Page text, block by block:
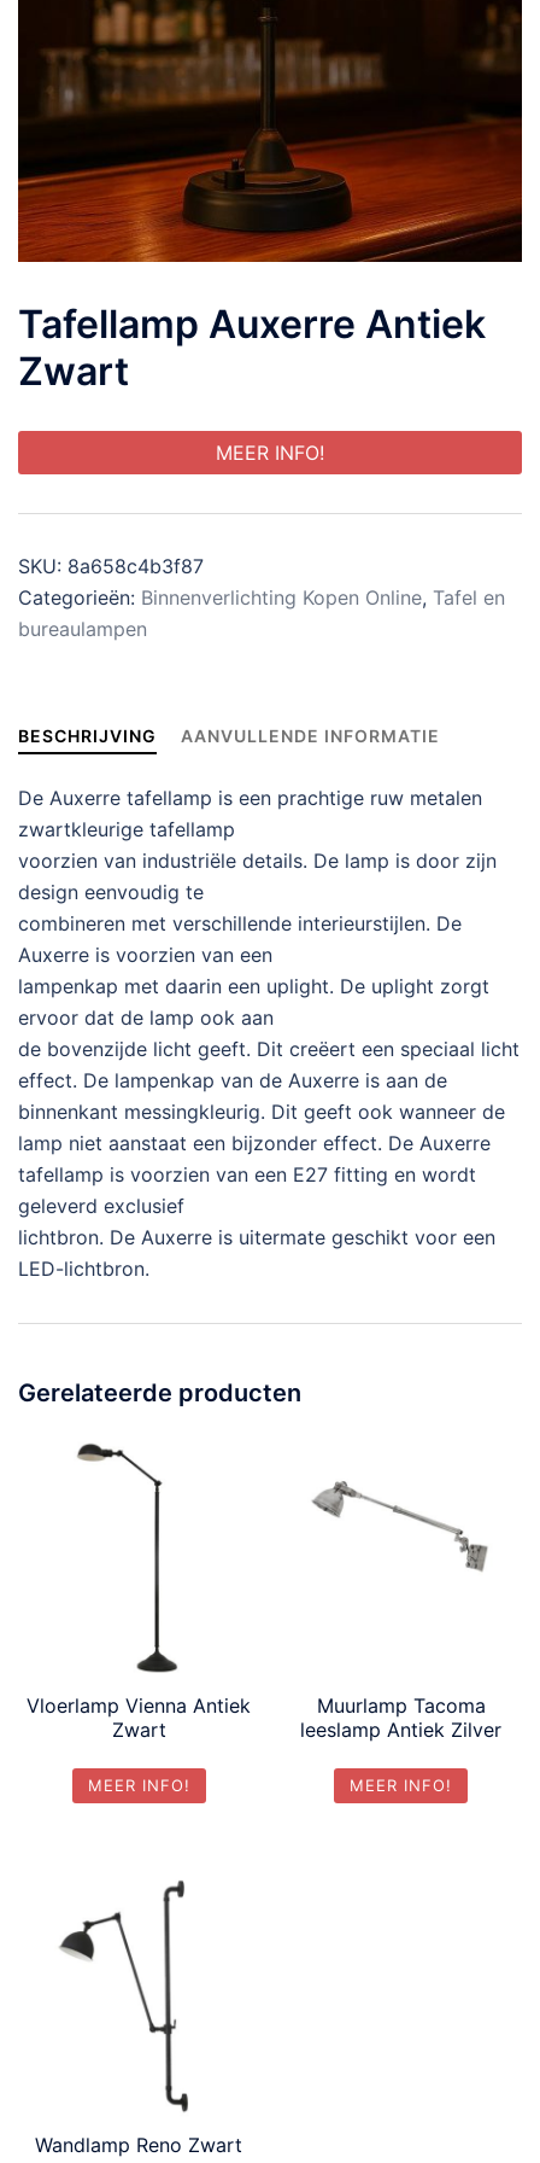
Tafellamp Auxerre Antiek
Zwart
MEER INFO!
SKU: 8a658c4b3f87
Categorieën: Binnenverlichting Kopen Online, Tafel en
bureaulampen
BESCHRIJVING AANVULLENDE INFORMATIE
De Auxerre tafellamp is een prachtige ruw metalen
zwartkleurige tafellamp
voorzien van industriële details. De lamp is door zijn
design eenvoudig te
combineren met verschillende interieurstijlen. De
Auxerre is voorzien van een
lampenkap met daarin een uplight. De uplight zorgt
ervoor dat de lamp ook aan
de bovenzijde licht geeft. Dit creëert een speciaal licht
effect. De lampenkap van de Auxerre is aan de
binnenkant messingkleurig. Dit geeft ook wanneer de
lamp niet aanstaat een bijzonder effect. De Auxerre
tafellamp is voorzien van een E27 fitting en wordt
geleverd exclusief
lichtbron. De Auxerre is uitermate geschikt voor een
LED-lichtbron.
Gerelateerde producten
Vloerlamp Vienna Antiek
Zwart
MEER INFO!
Muurlamp Tacoma
leeslamp Antiek Zilver
MEER INFO!
Wandlamp Reno Zwart